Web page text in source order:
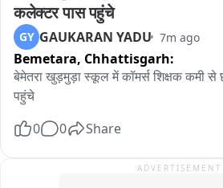
कलेक्टर पास पहुंचे
GY GAUKARAN YADU 7m ago
Bemetara, Chhattisgarh:
बेमेतरा खुड़मुड़ा स्कूल में कॉमर्स शिक्षक कमी से
पहुंचे
0 0 Share
ADVERTISEMENT